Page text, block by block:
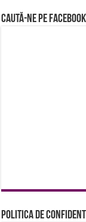
Caută-ne pe Facebook
Politica de